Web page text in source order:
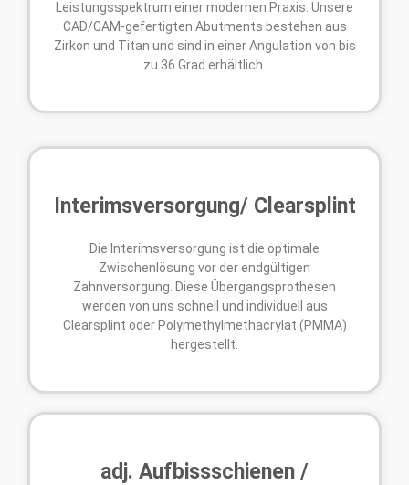
Leistungsspektrum einer modernen Praxis. Unsere
CAD/CAM-gefertigten Abutments bestehen aus
Zirkon und Titan und sind in einer Angulation von bis
zu 36 Grad erhältlich.
Interimsversorgung/ Clearsplint
Die Interimsversorgung ist die optimale
Zwischenlösung vor der endgültigen
Zahnversorgung. Diese Übergangsprothesen
werden von uns schnell und individuell aus
Clearsplint oder Polymethylmethacrylat (PMMA)
hergestellt.
adj. Aufbissschienen /